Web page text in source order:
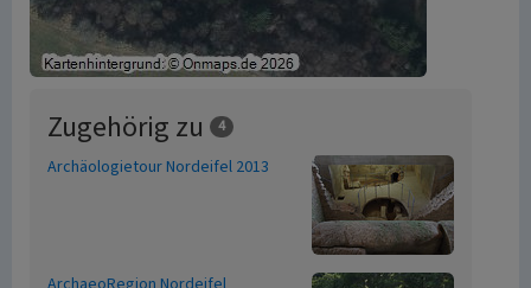
Zugehörig zu 4
Archäologietour Nordeifel 2013